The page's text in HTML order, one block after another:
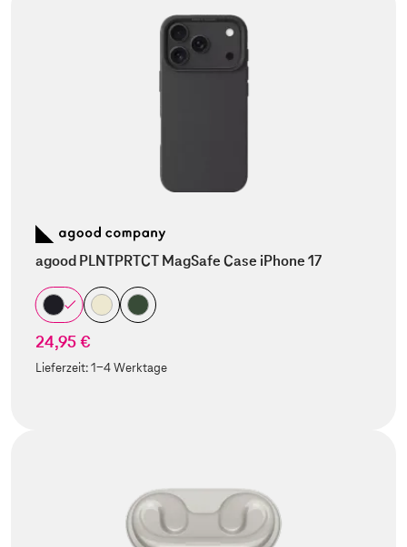
agood PLNTPRTCT MagSafe Case iPhone 17
24,95 €
Lieferzeit:1-4 Werktage